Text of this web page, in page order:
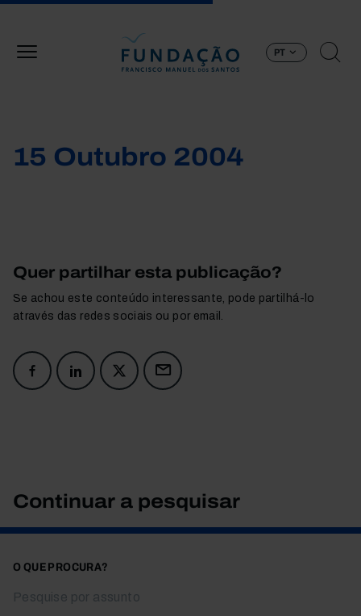
PT
15 Outubro 2004
Quer partilhar esta publicação?
Se achou este conteúdo interessante, pode partilhá-lo
através das redes sociais ou por email.
Continuar a pesquisar
O QUE PROCURA?